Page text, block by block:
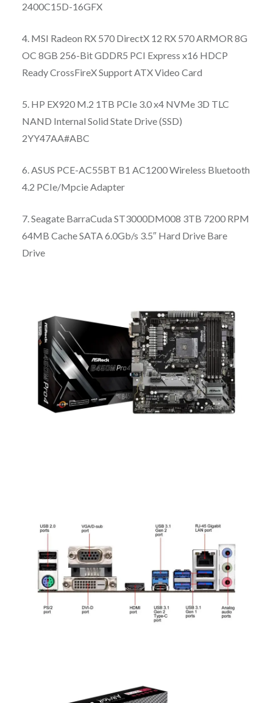
2400C15D-16GFX
4. MSI Radeon RX 570 DirectX 12 RX 570 ARMOR 8G
OC 8GB 256-Bit GDDR5 PCI Express x16 HDCP
Ready CrossFireX Support ATX Video Card
5. HP EX920 M.2 1TB PCIe 3.0 x4 NVMe 3D TLC
NAND Internal Solid State Drive (SSD)
2YY47AA#ABC
6. ASUS PCE-AC55BT B1 AC1200 Wireless Bluetooth
4.2 PCIe/Mpcie Adapter
7. Seagate BarraCuda ST3000DM008 3TB 7200 RPM
64MB Cache SATA 6.0Gb/s 3.5″ Hard Drive Bare
Drive